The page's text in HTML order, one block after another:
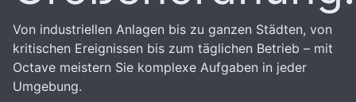
Von industriellen Anlagen bis zu ganzen Städten, von
kritischen Ereignissen bis zum täglichen Betrieb – mit
Octave meistern Sie komplexe Aufgaben in jeder
Umgebung.